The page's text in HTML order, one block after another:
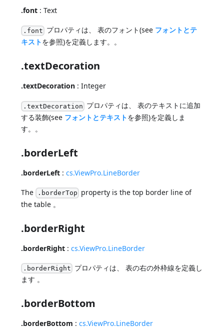
.font : Text
.font プロパティは、 表のフォント(see フォントとテ
キストを参照)を定義します。。
.textDecoration
.textDecoration : Integer
.textDecoration プロパティは、 表のテキストに追加
する装飾(see フォントとテキストを参照)を定義しま
す。。
.borderLeft
.borderLeft :cs.ViewPro.LineBorder
The .borderTop property is the top border line of
the table 。
.borderRight
.borderRight :cs.ViewPro.LineBorder
.borderRight プロパティは、 表の右の外枠線を定義し
ます 。
.borderBottom
.borderBottom :cs.ViewPro.LineBorder